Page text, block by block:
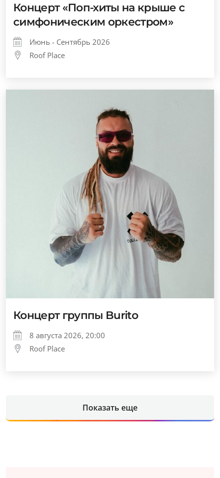
Концерт «Поп-хиты на крыше с
симфоническим оркестром»
Июнь - Сентябрь 2026
Roof Place
Концерт группы Burito
8 августа 2026, 20:00
Roof Place
Показать еще